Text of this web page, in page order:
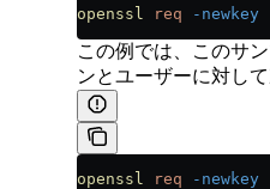
openssl req -newkey
この例では、このサ
ンとユーザーに対し
openssl req -newkey